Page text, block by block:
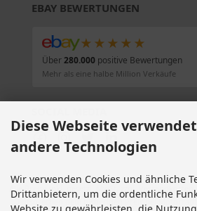
EBAY BEWERTUNGEN
★★★★★
Über280.000positive Bewertungen
Mehr als eine halbe Million Verkäufe
Alle Preise inkl. gesetzl. MwSt. zzgl. Versandkosten
entsprechen dem bisherigen Preis bei
Diese Webseite
andere Technologien
Wir verwenden Cookies und ähnliche
Drittanbietern, um die ordentliche